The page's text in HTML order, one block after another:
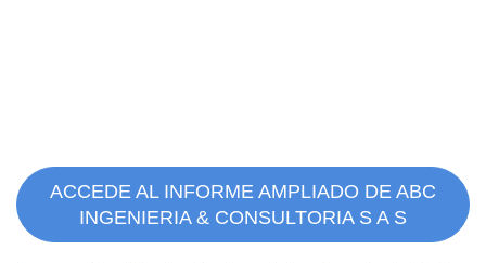
ACCEDE AL INFORME AMPLIADO DE ABC
INGENIERIA & CONSULTORIA S A S